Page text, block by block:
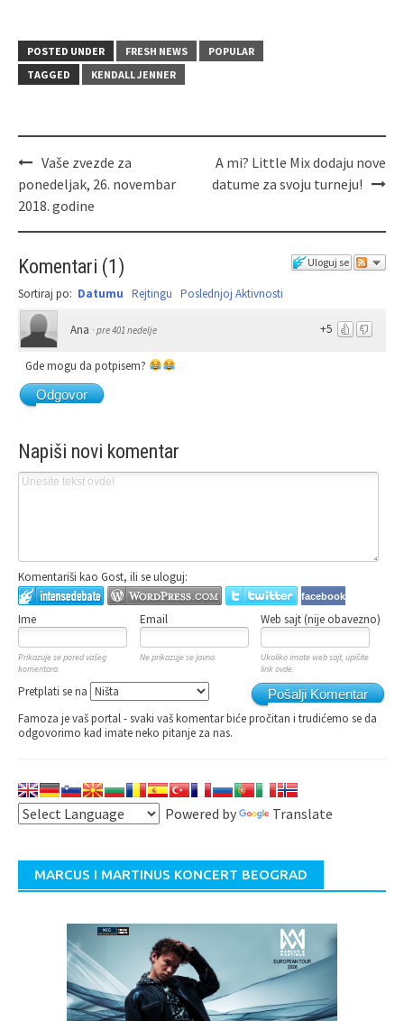
POSTED UNDER FRESH NEWS
POPULAR
TAGGED
KENDALL JENNER
Vaše zvezde za
ponedeljak, 26. novembar
2018. godine
A mi? Little Mix dodaju nove
datume za svoju turneju!
Uloguj se
Komentari (1 )
Sortiraj po: Datumu Rejtingu Poslednjoj Aktivnosti
+5
Ana · pre 401 nedelje
Gde mogu da potpisem?
Odgovor
Napiši novi komentar
Komentariši kao Gost, ili se uloguj:
facebook
Ime Email Web sajt (nije obavezno)
Prikazuje se pored vašeg
komentara.
Ne prikazuje se javno.
Ukoliko imate web sajt, upišite
link ovde.
Pošalji Komentar
Pretplati se na
Famoza je vaš portal - svaki vaš komentar biće pročitan i trudićemo se da
odgovorimo kad imate neko pitanje za nas.
Powered by Translate
MARCUS I MARTINUS KONCERT BEOGRAD